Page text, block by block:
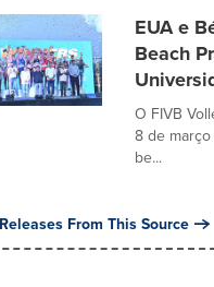
EUA e
Beach
O FIVB
8 de
be...
From This Source